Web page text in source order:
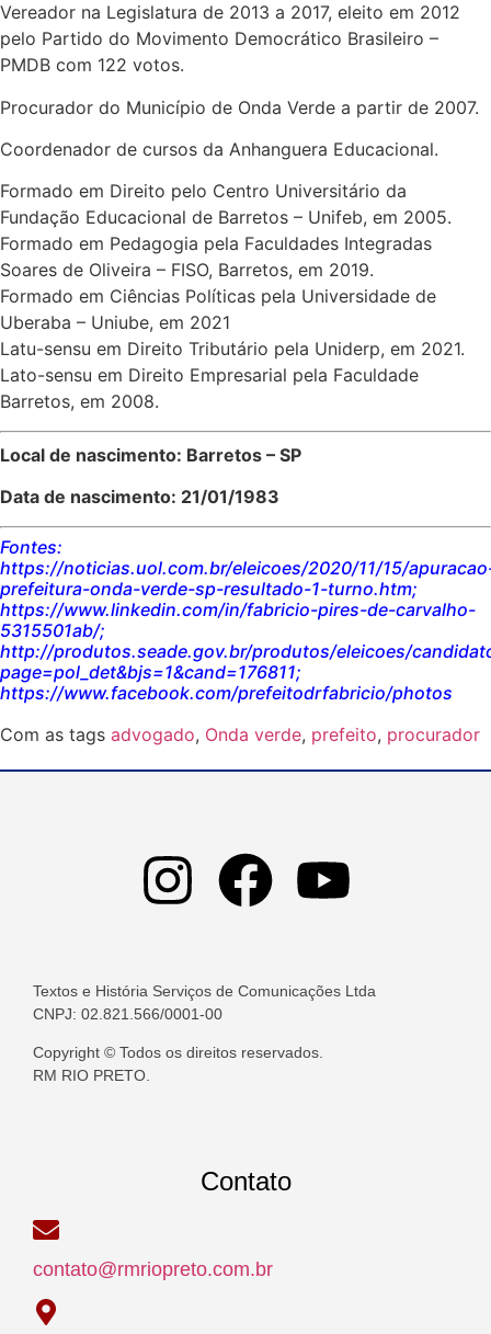
Vereador na Legislatura de 2013 a 2017, eleito em 2012
pelo Partido do Movimento Democrático Brasileiro –
PMDB com 122 votos.
Procurador do Município de Onda Verde a partir de 2007.
Coordenador de cursos da Anhanguera Educacional.
Formado em Direito pelo Centro Universitário da
Fundação Educacional de Barretos – Unifeb, em 2005.
Formado em Pedagogia pela Faculdades Integradas
Soares de Oliveira – FISO, Barretos, em 2019.
Formado em Ciências Políticas pela Universidade de
Uberaba – Uniube, em 2021
Latu-sensu em Direito Tributário pela Uniderp, em 2021.
Lato-sensu em Direito Empresarial pela Faculdade
Barretos, em 2008.
Local de nascimento: Barretos – SP
Data de nascimento: 21/01/1983
Fontes:
https://noticias.uol.com.br/eleicoes/2020/11/15/
prefeitura-onda-verde-sp-resultado-1-turno.htm;
https://www.linkedin.com/in/fabricio-pires-de-carvalho-
5315501ab/;
http://produtos.seade.gov.br/produtos/eleicoes/
page=pol_det&bjs=1&cand=176811;
https://www.facebook.com/prefeitodrfabricio/photos
Com as tags advogado, Onda verde, prefeito, procurador
Textos e História Serviços de Comunicações Ltda
CNPJ: 02.821.566/0001-00
Copyright © Todos os direitos reservados.
RM RIO PRETO.
Contato
contato@rmriopreto.com.br